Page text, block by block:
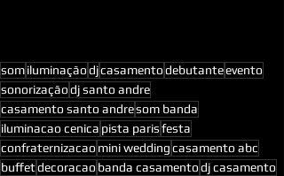
somiluminaçãodjcasamentodebutanteevento
sonorizaçãodj santo andre
casamento santo andresom banda
iluminacao cenica pista parisfesta
confraternizacao mini weddingcasamento abc
buffetdecoracao banda casamentodj casamento